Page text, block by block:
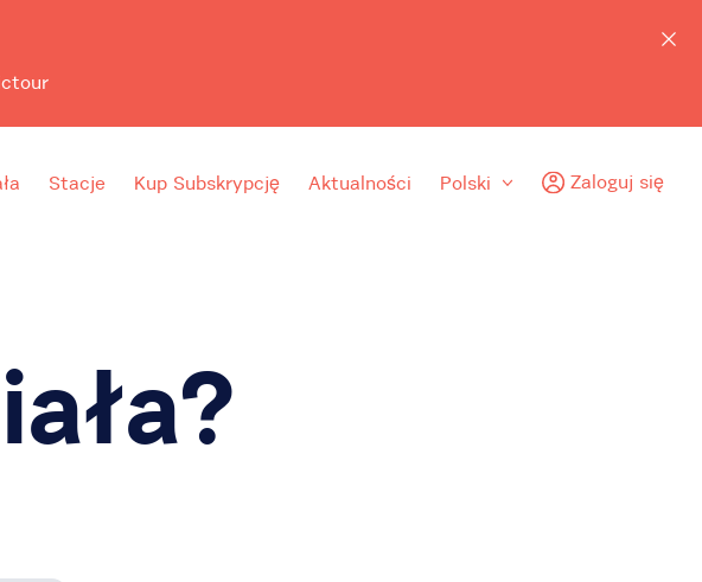
Stacje Kup Subskrypcję Aktualności Polski Zaloguj się